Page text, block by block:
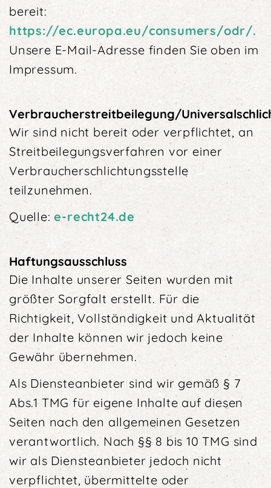
bereit:
https://ec.europa.eu/consumers/odr/.
Unsere E-Mail-Adresse finden Sie oben im
Impressum.
Verbraucherstreitbeilegung/
Wir sind nicht bereit oder verpflichtet, an
Streitbeilegungsverfahren vor einer
Verbraucherschlichtungsstelle
teilzunehmen.
Quelle:e-recht24.de
Haftungsausschluss
Die Inhalte unserer Seiten wurden mit
größter Sorgfalt erstellt. Für die
Richtigkeit, Vollständigkeit und Aktualität
der Inhalte können wir jedoch keine
Gewähr übernehmen.
Als Diensteanbieter sind wir gemäß § 7
Abs.1 TMG für eigene Inhalte auf diesen
Seiten nach den allgemeinen Gesetzen
verantwortlich. Nach §§ 8 bis 10 TMG sind
wir als Diensteanbieter jedoch nicht
verpflichtet, übermittelte oder